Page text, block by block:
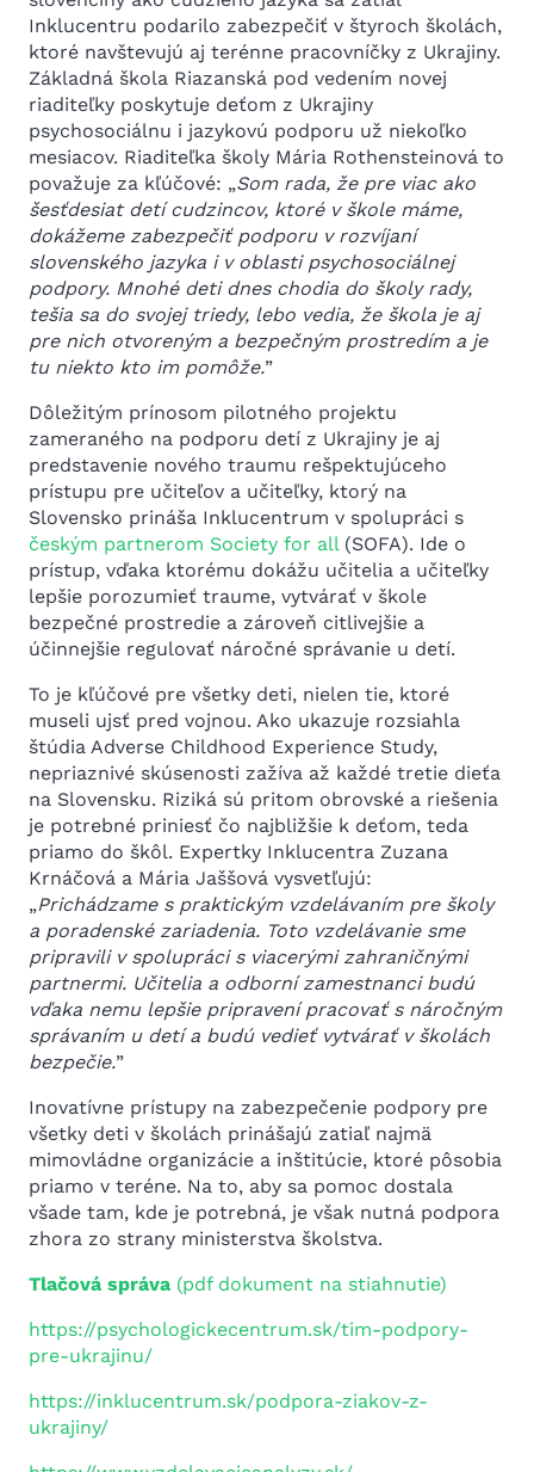
Inklucentru podarilo zabezpečiť v štyroch školách,
ktoré navštevujú aj terénne pracovníčky z Ukrajiny.
Základná škola Riazanská pod vedením novej
riaditeľky poskytuje deťom z Ukrajiny
psychosociálnu i jazykovú podporu už niekoľko
mesiacov. Riaditeľka školy Mária Rothensteinová to
považuje za kľúčové: „Som rada, že pre viac ako
šesťdesiat detí cudzincov, ktoré v škole máme,
dokážeme zabezpečiť podporu v rozvíjaní
slovenského jazyka i v oblasti psychosociálnej
podpory. Mnohé deti dnes chodia do školy rady,
tešia sa do svojej triedy, lebo vedia, že škola je aj
pre nich otvoreným a bezpečným prostredím a je
tu niekto kto im pomôže.”
Dôležitým prínosom pilotného projektu
zameraného na podporu detí z Ukrajiny je aj
predstavenie nového traumu rešpektujúceho
prístupu pre učiteľov a učiteľky, ktorý na
Slovensko prináša Inklucentrum v spolupráci s
českým partnerom Society for all (SOFA). Ide o
prístup, vďaka ktorému dokážu učitelia a učiteľky
lepšie porozumieť traume, vytvárať v škole
bezpečné prostredie a zároveň citlivejšie a
účinnejšie regulovať náročné správanie u detí.
To je kľúčové pre všetky deti, nielen tie, ktoré
museli ujsť pred vojnou. Ako ukazuje rozsiahla
štúdia Adverse Childhood Experience Study,
nepriaznivé skúsenosti zažíva až každé tretie dieťa
na Slovensku. Riziká sú pritom obrovské a riešenia
je potrebné priniesť čo najbližšie k deťom, teda
priamo do škôl. Expertky Inklucentra Zuzana
Krnáčová a Mária Jaššová vysvetľujú:
„Prichádzame s praktickým vzdelávaním pre školy
a poradenské zariadenia. Toto vzdelávanie sme
pripravili v spolupráci s viacerými zahraničnými
partnermi. Učitelia a odborní zamestnanci budú
vďaka nemu lepšie pripravení pracovať s náročným
správaním u detí a budú vedieť vytvárať v školách
bezpečie.”
Inovatívne prístupy na zabezpečenie podpory pre
všetky deti v školách prinášajú zatiaľ najmä
mimovládne organizácie a inštitúcie, ktoré pôsobia
priamo v teréne. Na to, aby sa pomoc dostala
všade tam, kde je potrebná, je však nutná podpora
zhora zo strany ministerstva školstva.
Tlačová správa (pdf dokument na stiahnutie)
https://psychologickecentrum.sk/tim-podpory-
pre-ukrajinu/
https://inklucentrum.sk/podpora-ziakov-z-
ukrajiny/